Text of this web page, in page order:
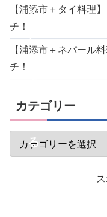
イ
ち
ゃ
ん
ぷ
る
【浦添市＋タイ料理
チ！
【浦添市＋ネパール
チ！
カテゴリー